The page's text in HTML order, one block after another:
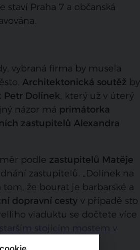
Praha 7 a občanská
vybraná firma by musela
Architektonická soutěž by
Dolínek, který už v úterý
názor má primátorka
zastupitelů Alexandra
podle zastupitelů Matěje
zastupitelů. „Dolínek na
že bourat je barbarské a
dopravní cesty v případě sto
viaduktu se dočtete více
stojícím mostem v